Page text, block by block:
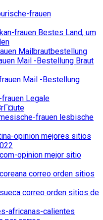
frauen
frauen Bestes Land, um
Mailbrautbestellung
Mail -Bestellung Braut
Mail -Bestellung
Legale
frauen lesbische
opinion mejores sitios
opinion mejor sitio
correo orden sitios
correo orden sitios de
africanas-calientes